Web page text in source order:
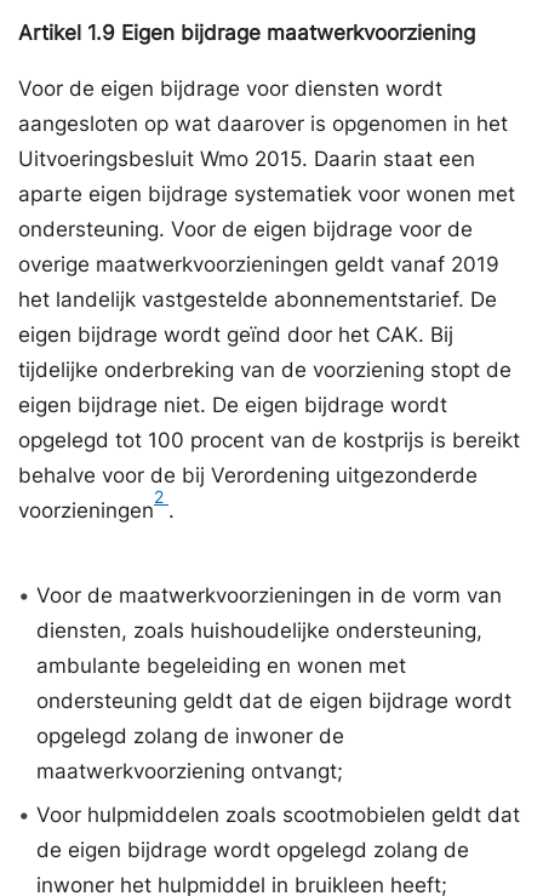
Artikel 1.9 Eigen bijdrage maatwerkvoorziening
Voor de eigen bijdrage voor diensten wordt
aangesloten op wat daarover is opgenomen in het
Uitvoeringsbesluit Wmo 2015. Daarin staat een
aparte eigen bijdrage systematiek voor wonen met
ondersteuning. Voor de eigen bijdrage voor de
overige maatwerkvoorzieningen geldt vanaf 2019
het landelijk vastgestelde abonnementstarief. De
eigen bijdrage wordt geïnd door het CAK. Bij
tijdelijke onderbreking van de voorziening stopt de
eigen bijdrage niet. De eigen bijdrage wordt
opgelegd tot 100 procent van de kostprijs is bereikt
behalve voor de bij Verordening uitgezonderde
voorzieningen
2
.
• Voor de maatwerkvoorzieningen in de vorm van
diensten, zoals huishoudelijke ondersteuning,
ambulante begeleiding en wonen met
ondersteuning geldt dat de eigen bijdrage wordt
opgelegd zolang de inwoner de
maatwerkvoorziening ontvangt;
• Voor hulpmiddelen zoals scootmobielen geldt dat
de eigen bijdrage wordt opgelegd zolang de
inwoner het hulpmiddel in bruikleen heeft;